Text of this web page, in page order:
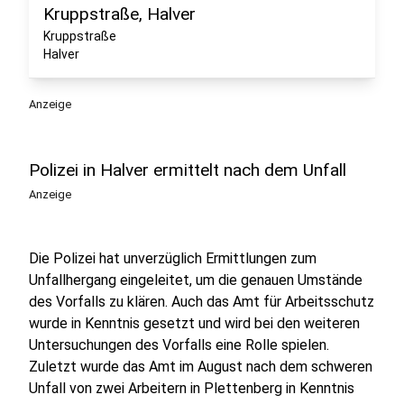
Kruppstraße, Halver
Kruppstraße
Halver
Anzeige
Polizei in Halver ermittelt nach dem Unfall
Anzeige
Die Polizei hat unverzüglich Ermittlungen zum
Unfallhergang eingeleitet, um die genauen Umstände
des Vorfalls zu klären. Auch das Amt für Arbeitsschutz
wurde in Kenntnis gesetzt und wird bei den weiteren
Untersuchungen des Vorfalls eine Rolle spielen.
Zuletzt wurde das Amt im August nach dem schweren
Unfall von zwei Arbeitern in Plettenberg in Kenntnis